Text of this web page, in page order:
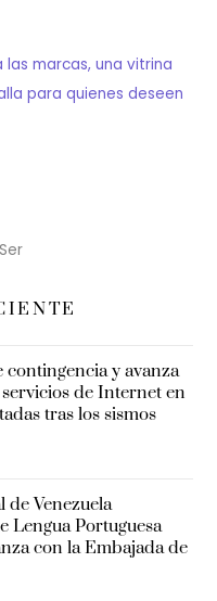
marcas, una vitrina
para quienes deseen
y avanza
de Internet en
tras los sismos
Venezuela
Lengua Portuguesa
con la Embajada de